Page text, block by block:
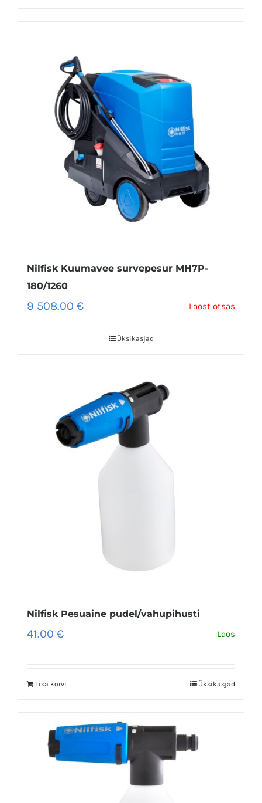
Nilfisk Kuumavee survepesur MH7P-
180/1260
9 508.00 € Laost otsas
Üksikasjad
Nilfisk Pesuaine pudel/vahupihusti
41.00 € Laos
Lisa korvi Üksikasjad